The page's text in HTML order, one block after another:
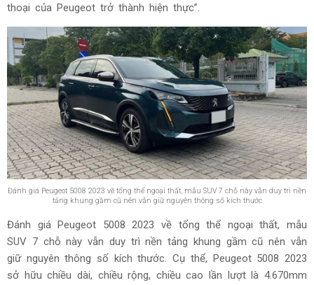
thoại của Peugeot trở thành hiện thực”.
Đánh giá Peugeot 5008 2023 về tổng thể ngoại thất, mẫu SUV 7 chỗ này vẫn duy trì nền
tảng khung gầm cũ nên vẫn giữ nguyên thông số kích thước
Đánh giá Peugeot 5008 2023 về tổng thể ngoại thất, mẫu
SUV 7 chỗ này vẫn duy trì nền tảng khung gầm cũ nên vẫn
giữ nguyên thông số kích thước. Cụ thể, Peugeot 5008 2023
sở hữu chiều dài, chiều rộng, chiều cao lần lượt là 4.670mm